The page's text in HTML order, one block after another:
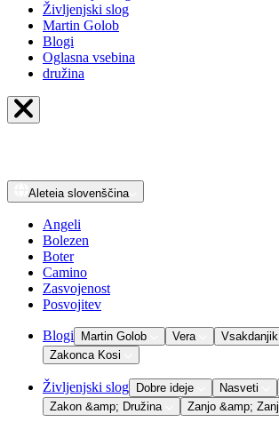
Življenjski slog
Martin Golob
Blogi
Oglasna vsebina
družina
Aleteia slovenščina
Angeli
Bolezen
Boter
Camino
Zasvojenost
Posvojitev
Blogi Martin Golob Vera
Vsakdanjik
Zakonca Kosi
Življenjski slog Dobre ideje Nasveti
Zakon &amp; Družina
Zanjo &amp; Zanj